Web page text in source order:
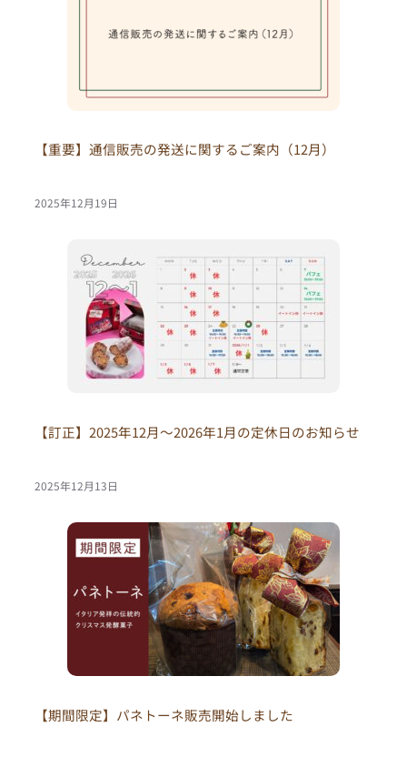
【重要】通信販売の発送に関するご案内（12月）
【訂正】2025年12月〜2026年1月の定休日のお知らせ
2025年12月19日
【期間限定】パネトーネ販売開始しました
2025年12月13日